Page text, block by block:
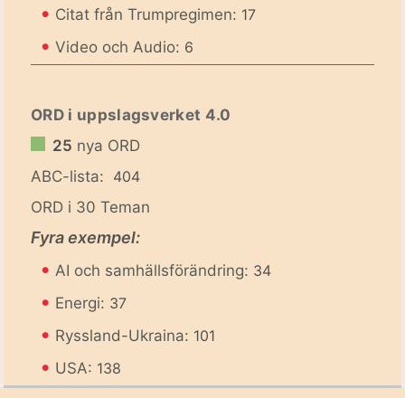
• Citat från Trumpregimen: 17
• Video och Audio: 6
ORD i uppslagsverket 4.0
25 nya ORD
ABC-lista: 404
ORD i 30 Teman
Fyra exempel:
• AI och samhällsförändring: 34
• Energi: 37
• Ryssland-Ukraina: 101
• USA: 138